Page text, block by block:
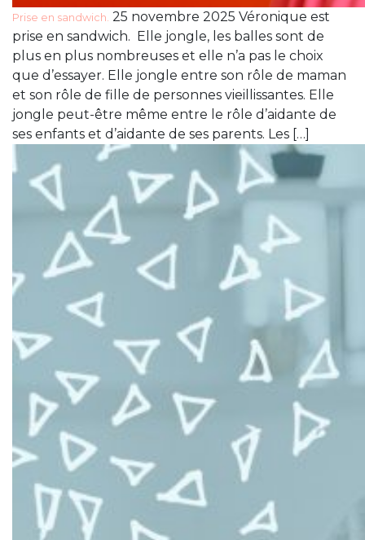
Prise en sandwich. 25 novembre 2025 Véronique est
prise en sandwich. Elle jongle, les balles sont de
plus en plus nombreuses et elle n’a pas le choix
que d’essayer. Elle jongle entre son rôle de maman
et son rôle de fille de personnes vieillissantes. Elle
jongle peut-être même entre le rôle d’aidante de
ses enfants et d’aidante de ses parents. Les […]